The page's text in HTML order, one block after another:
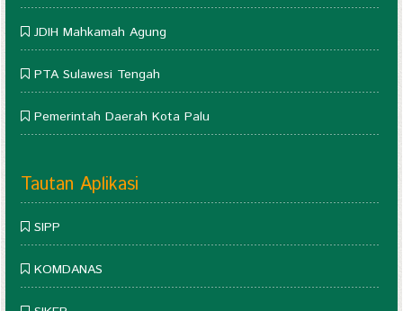
JDIH Mahkamah Agung
PTA Sulawesi Tengah
Pemerintah Daerah Kota Palu
Tautan Aplikasi
SIPP
KOMDANAS